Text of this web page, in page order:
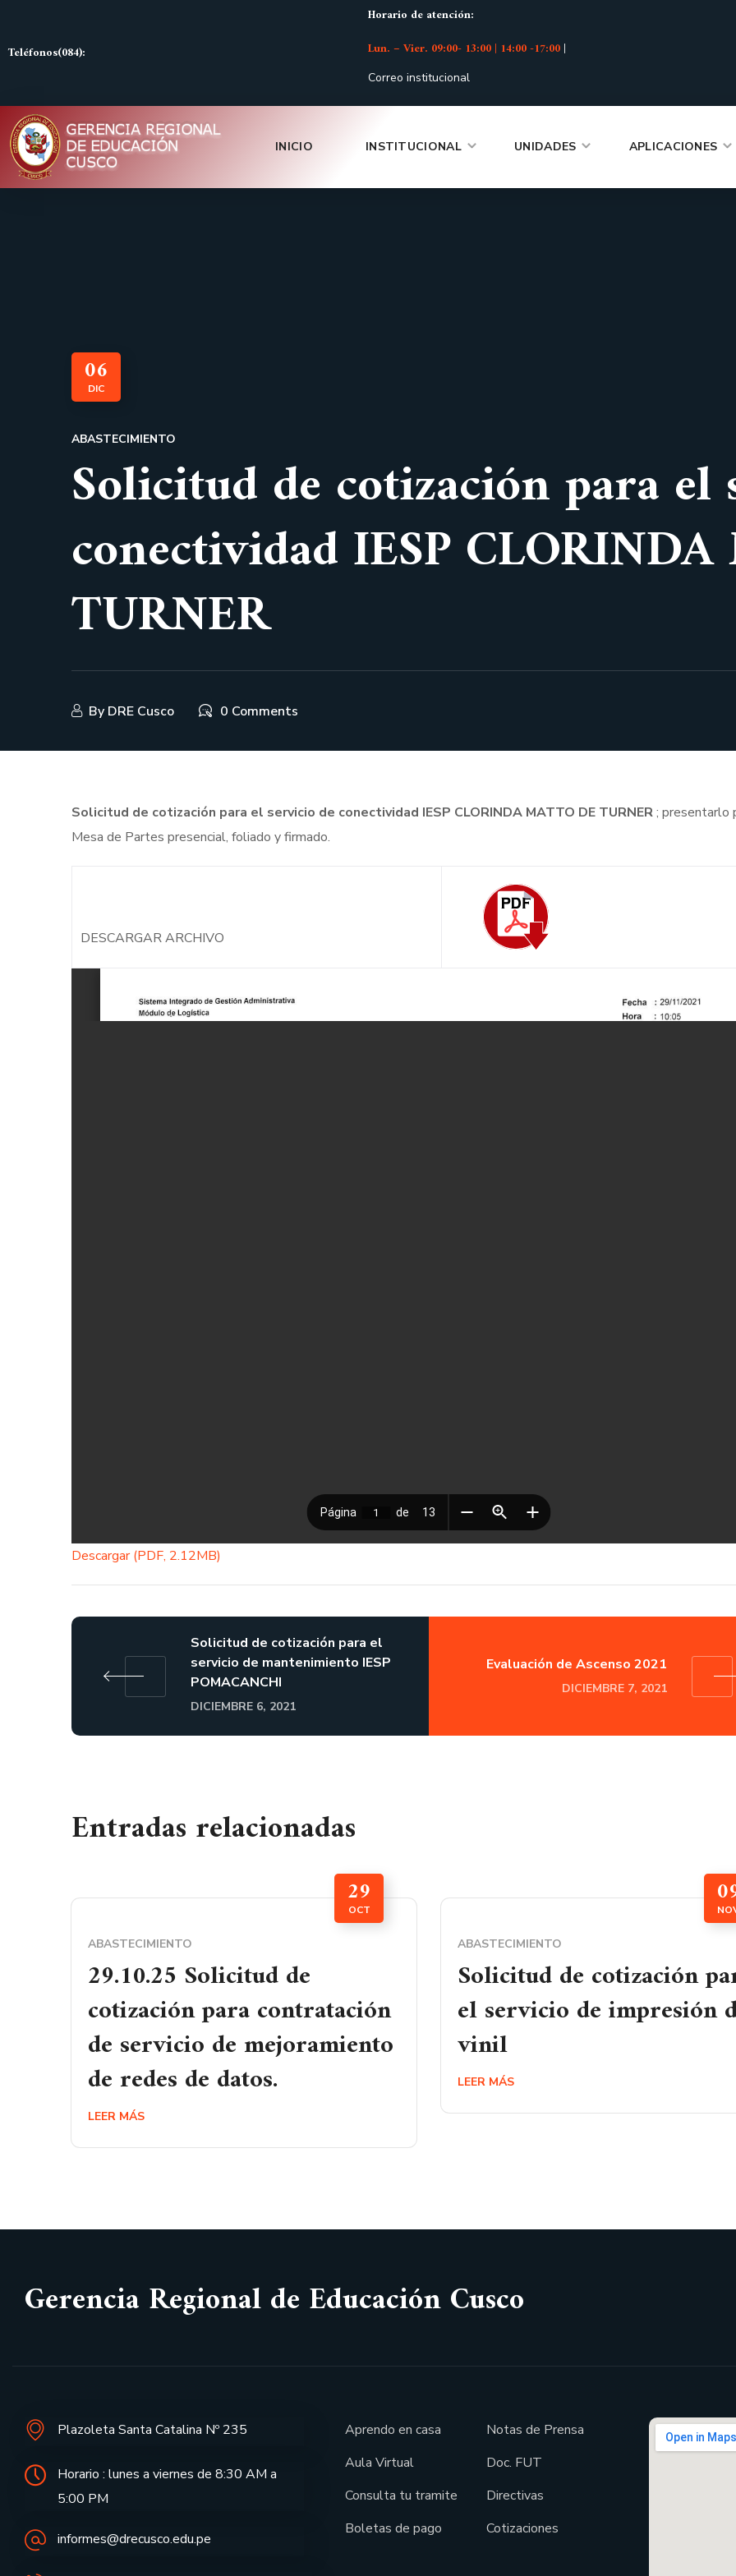
Teléfonos(084):
Horario de atención:
Lun. – Vier. 09:00- 13:00 | 14:00 -17:00|
Correo institucional
INICIO INSTITUCIONAL UNIDADES APLICACIONES
06
DIC
ABASTECIMIENTO
Solicitud de cotización para el
conectividad IESP
TURNER
By DRE Cusco 0 Comments
Solicitud de cotización para el servicio de conectividad IESP CLORINDA MATTO DE TURNER; presentarlo
Mesa de Partes presencial, foliado y firmado.
DESCARGAR ARCHIVO
Descargar (PDF, 2.12MB)
Solicitud de cotización para el
servicio de mantenimiento IESP
POMACANCHI
DICIEMBRE 6, 2021
Evaluación de Ascenso 2021
DICIEMBRE 7, 2021
Entradas relacionadas
29
OCT
ABASTECIMIENTO
29.10.25 Solicitud de
cotización para contratación
de servicio de mejoramiento
de redes de datos.
LEER MÁS
ABASTECIMIENTO
Solicitud de cotización
el servicio de impresión
vinil
LEER MÁS
Gerencia Regional de Educación Cusco
Plazoleta Santa Catalina Nº 235
Horario : lunes a viernes de 8:30 AM a
5:00 PM
informes@drecusco.edu.pe
Aprendo en casa
Aula Virtual
Consulta tu tramite
Boletas de pago
Notas de Prensa
Doc. FUT
Directivas
Cotizaciones